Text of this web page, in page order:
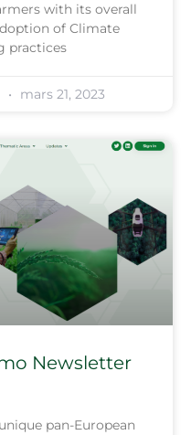
with its overall
of Climate
practices
mars 21, 2023
Newsletter
pan-European